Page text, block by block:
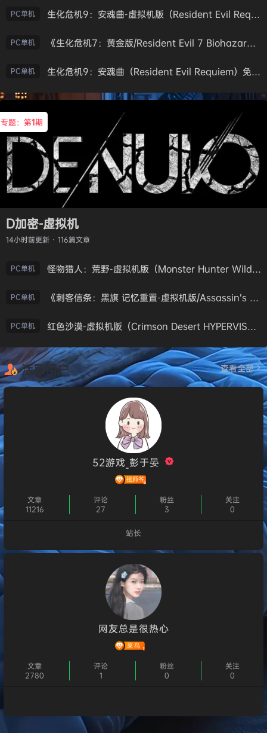
PC单机 生化危机9：安魂曲-虚拟机版（Resident Evil Requiem HYPERVISOR）免安装中文版
PC单机 《生化危机7：黄金版/Resident Evil 7 Biohazard》免安装中文版
PC单机 生化危机9：安魂曲（Resident Evil Requiem）免安装中文版
专题：第1期
D加密-虚拟机
14小时前更新 · 116篇文章
PC单机 怪物猎人：荒野-虚拟机版（Monster Hunter Wilds HYPERVISOR）免安装中文版
PC单机 《刺客信条：黑旗 记忆重置-虚拟机版/Assassin’s Creed Black Flag Resynced HYPERVISOR》免安装中文版
PC单机 红色沙漠-虚拟机版（Crimson Desert HYPERVISOR）免安装中文版
活跃用户 查看全部
52游戏_彭于晏
文章
11216
评论
27
粉丝
3
关注
0
站长
个人主页
网友总是很热心
文章
2780
评论
1
粉丝
0
关注
0